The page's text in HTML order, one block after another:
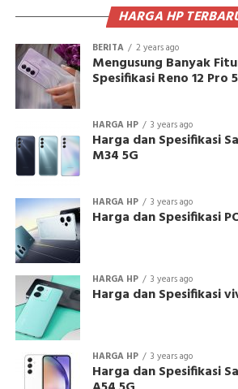
HARGA HP
BERITA 2 years ago
Mengusung Banyak
Spesifikasi Reno 12 Pro
HARGA HP 3 years ago
Harga dan Spesifikasi
M34 5G
HARGA HP 3 years ago
Harga dan Spesifikasi
HARGA HP 3 years ago
Harga dan Spesifikasi
HARGA HP 3 years ago
Harga dan Spesifikasi